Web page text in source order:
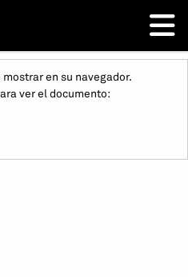
en su navegador.
ver el documento: